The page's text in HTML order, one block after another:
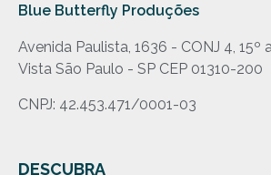
Blue Butterfly Produções
Avenida Paulista, 1636 - CONJ 4, 15º
Vista São Paulo - SP CEP 01310-200
CNPJ: 42.453.471/0001-03
DESCUBRA